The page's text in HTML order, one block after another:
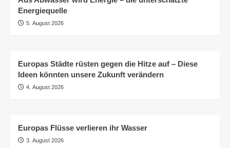
Energiequelle
5. August 2026
Europas Städte rüsten gegen die Hitze auf – Diese
Ideen könnten unsere Zukunft verändern
4. August 2026
Europas Flüsse verlieren ihr Wasser
3. August 2026